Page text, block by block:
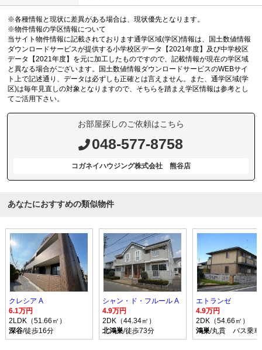
※各種情報と現状に差異がある場合は、現状優先となります。
※物件情報の学区情報について
当サイト物件情報に記載されております通学区域(学区)情報は、国土数値情報
ダウンロードサービスが提供する小学校区データ【2021年度】及び中学校区
データ【2021年度】を元に加工したものですので、記載情報が現在の学区域
と異なる場合がございます。国土数値情報ダウンロードサービスのWEBサイ
ト上で記述通り、データは必ずしも正確とは言えません。また、通学区域(学
区)は毎年見直しの対象となりますので、そちらを踏まえ学区情報は参考とし
てご活用下さい。
お部屋探しのご依頼はこちら
048-577-8758
コガネイハウジング株式会社 熊谷店
あなたにおすすめの類似物件
クレシア A
6.1万円
2LDK（51.66㎡）
深谷/徒歩16分
シャン・ド・フルール A
4.9万円
2DK（44.34㎡）
北鴻巣/徒歩73分
エトランゼ
4.9万円
2DK（54.66㎡）
鴻巣/丸貫 バス乗